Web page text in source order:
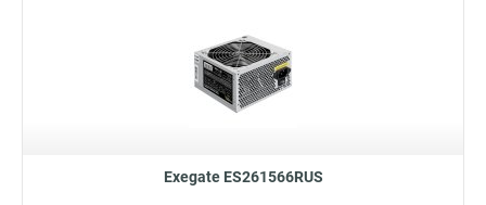
Exegate ES261566RUS